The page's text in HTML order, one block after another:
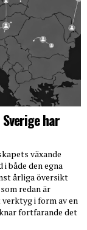
har
växande
både den egna
årliga översikt
redan är
i form av en
fortfarande det